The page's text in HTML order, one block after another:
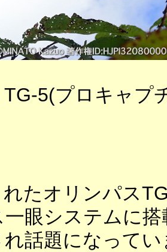
TG-5(プロキャプ
たオリンパス
一眼システムに
れ話題になって